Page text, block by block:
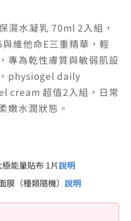
格：
NT$1,368。
濕水凝乳 70ml 2入組，
維他命E三重精華，輕
專為乾性膚質與敏弱肌設
physiogel daily
cream 超值2入組，日常
嫩水潤狀態。
能量貼布 1片說明
膜（種類隨機） 說明